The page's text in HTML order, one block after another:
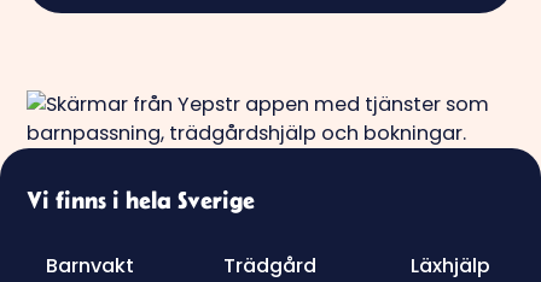
Vi finns i hela Sverige
Barnvakt Trädgård Läxhjälp